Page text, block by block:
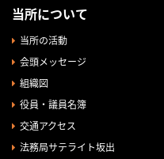
当所について
当所の活動
会頭メッセージ
組織図
役員・議員名簿
交通アクセス
法務局サテライト坂出